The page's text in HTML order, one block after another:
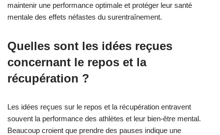
maintenir une performance optimale et protéger leur santé
mentale des effets néfastes du surentraînement.
Quelles sont les idées reçues
concernant le repos et la
récupération ?
Les idées reçues sur le repos et la récupération entravent
souvent la performance des athlètes et leur bien-être mental.
Beaucoup croient que prendre des pauses indique une